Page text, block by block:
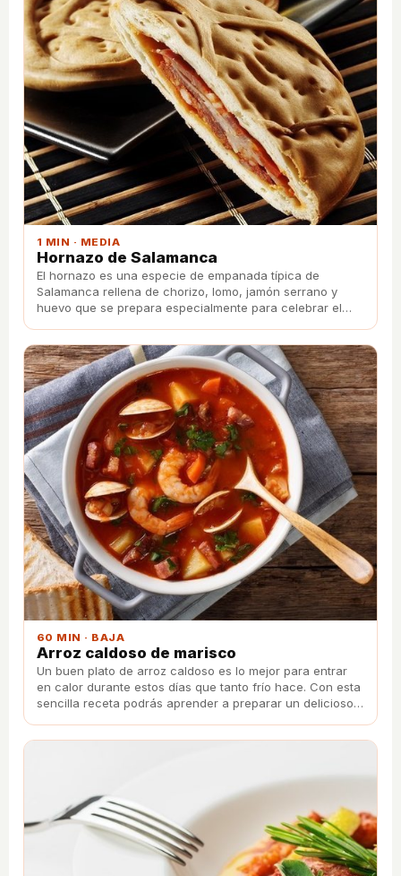
1 MIN · MEDIA
Hornazo de Salamanca
El hornazo es una especie de empanada típica de
Salamanca rellena de chorizo, lomo, jamón serrano y
huevo que se prepara especialmente para celebrar el
60 MIN · BAJA
Arroz caldoso de marisco
Un buen plato de arroz caldoso es lo mejor para entrar
en calor durante estos días que tanto frío hace. Con esta
sencilla receta podrás aprender a preparar un delicioso